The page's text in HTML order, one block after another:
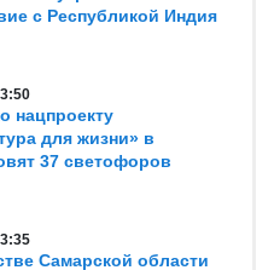
с Республикой Индия
нацпроекту
для жизни» в
37 светофоров
Самарской области